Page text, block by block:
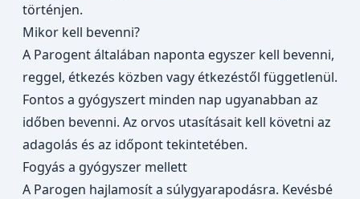
történjen.
Mikor kell bevenni?
A Parogent általában naponta egyszer kell bevenni,
reggel, étkezés közben vagy étkezéstől függetlenül.
Fontos a gyógyszert minden nap ugyanabban az
időben bevenni. Az orvos utasításait kell követni az
adagolás és az időpont tekintetében.
Fogyás a gyógyszer mellett
A Parogen hajlamosít a súlygyarapodásra. Kevésbé